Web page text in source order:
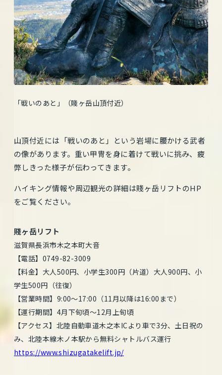
「戦いのあと」（賤ヶ岳山頂付近）
山頂付近には「戦いのあと」という岩場に腰かける武者
の像があります。重い甲冑を身に着けて戦いに挑み、疲
弊しきった様子が伝わってきます。
ハイキング情報や周辺観光の詳細は賤ヶ岳リフトのHP
をご覧ください。
賤ヶ岳リフト
滋賀県長浜市木之本町大音
【電話】0749-82-3009
【料金】大人500円、小学生300円（片道）大人900円、小
学生500円（往復）
【営業時間】9:00～17:00（11月以降は16:00まで）
【運行期間】4月下旬頃〜12月上旬頃
【アクセス】北陸自動車道木之本ICより車で3分、土日祝の
み、北陸本線木ノ本駅から無料シャトルバス運行
https://www.shizugatakelift.jp/